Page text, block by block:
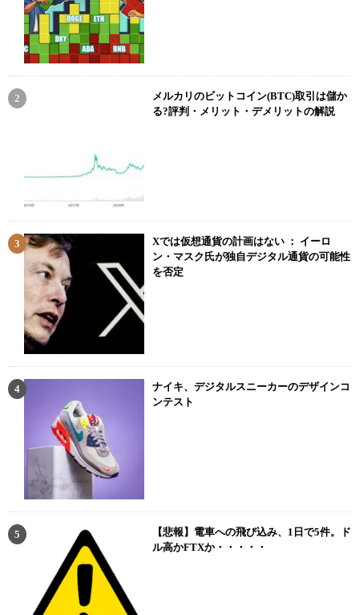
メルカリのビットコイン(BTC)取引は儲か
る?評判・メリット・デメリットの解説
Xでは仮想通貨の計画はない ： イーロ
ン・マスク氏が独自デジタル通貨の可能性
を否定
ナイキ、デジタルスニーカーのデザインコ
ンテスト
【悲報】電車への飛び込み、1日で5件。ド
ル高かFTXか・・・・・